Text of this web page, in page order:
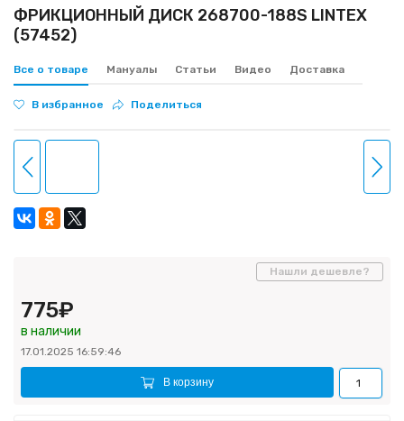
ФРИКЦИОННЫЙ ДИСК 268700-188S LINTEX
(57452)
Все о товаре Мануалы Статьи Видео Доставка
В избранное Поделиться
775₽
в наличии
17.01.2025 16:59:46
В корзину
Нашли дешевле?